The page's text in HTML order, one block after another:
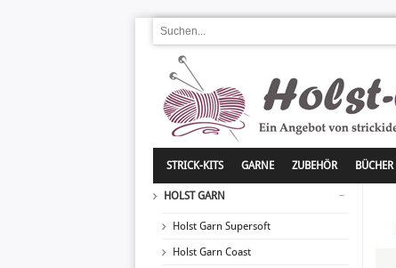
STRICK-KITS GARNE ZUBEHÖR BÜCHER
HOLST GARN
Holst Garn Supersoft
Holst Garn Coast